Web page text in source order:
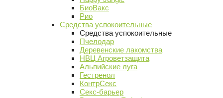
БиоВакс
Рио
Средства успокоительные
Средства успокоительные
Пчелодар
Деревенские лакомства
НВЦ Агроветзащита
Альпийские луга
Гестренол
КонтрСекс
Секс-барьер